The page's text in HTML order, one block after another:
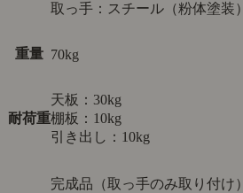
取っ手：スチール（粉体塗装）
重量 70kg
耐荷重
天板：30kg
棚板：10kg
引き出し：10kg
完成品（取っ手のみ取り付け）